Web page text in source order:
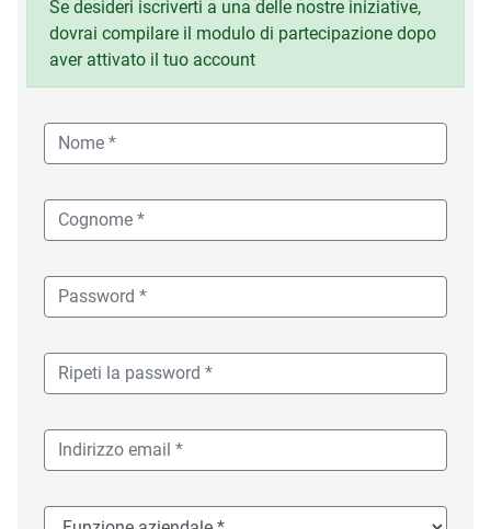
Se desideri iscriverti a una delle nostre iniziative,
dovrai compilare il modulo di partecipazione dopo
aver attivato il tuo account